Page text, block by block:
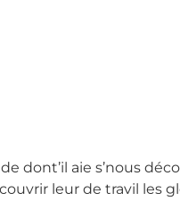
dont’il aie s’nous
leur de travil les